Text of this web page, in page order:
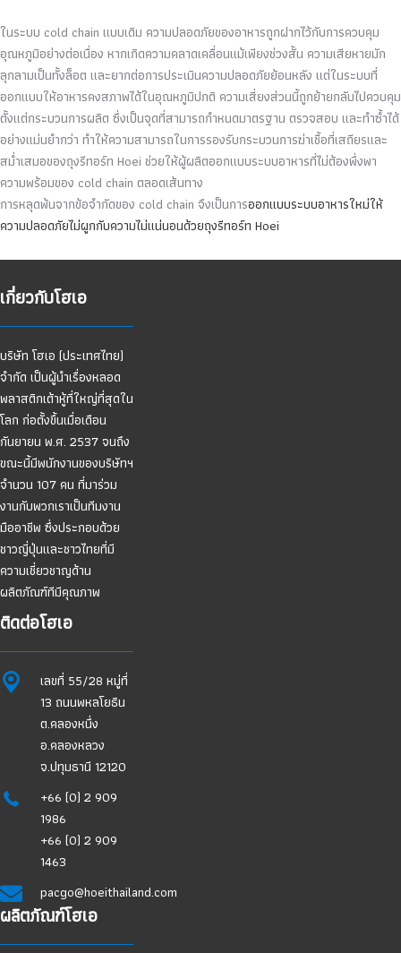
ในระบบ cold chain แบบเดิม ความปลอดภัยของอาหารถูกฝากไว้กับการควบคุม
อุณหภูมิอย่างต่อเนื่อง หากเกิดความคลาดเคลื่อนแม้เพียงช่วงสั้น ความเสียหายมัก
ลุกลามเป็นทั้งล็อต และยากต่อการประเมินความปลอดภัยย้อนหลัง แต่ในระบบที่
ออกแบบให้อาหารคงสภาพได้ในอุณหภูมิปกติ ความเสี่ยงส่วนนี้ถูกย้ายกลับไปควบคุม
ตั้งแต่กระบวนการผลิต ซึ่งเป็นจุดที่สามารถกำหนดมาตรฐาน ตรวจสอบ และทำซ้ำได้
อย่างแม่นยำกว่า ทำให้ความสามารถในการรองรับกระบวนการฆ่าเชื้อที่เสถียรและ
สม่ำเสมอของถุงรีทอร์ท Hoei ช่วยให้ผู้ผลิตออกแบบระบบอาหารที่ไม่ต้องพึ่งพา
ความพร้อมของ cold chain ตลอดเส้นทาง
การหลุดพ้นจากข้อจำกัดของ cold chain จึงเป็นการออกแบบระบบอาหารใหม่ให้
ความปลอดภัยไม่ผูกกับความไม่แน่นอนด้วยถุงรีทอร์ท Hoei
เกี่ยวกับโฮเอ
บริษัท โฮเอ (ประเทศไทย)
จำกัด เป็นผู้นำเรื่องหลอด
พลาสติกเต้าหู้ที่ใหญ่ที่สุดใน
โลก ก่อตั้งขึ้นเมื่อเดือน
กันยายน พ.ศ. 2537 จนถึง
ขณะนี้มีพนักงานของบริษัทฯ
จำนวน 107 คน ที่มาร่วม
งานกับพวกเราเป็นทีมงาน
มืออาชีพ ซึ่งประกอบด้วย
ชาวญี่ปุ่นและชาวไทยที่มี
ความเชี่ยวชาญด้าน
ผลิตภัณฑ์ทีมีคุณภาพ
ติดต่อโฮเอ
เลขที่ 55/28 หมู่ที่
13 ถนนพหลโยธิน
ต.คลองหนึ่ง
อ.คลองหลวง
จ.ปทุมธานี 12120
+66 (0) 2 909
1986
+66 (0) 2 909
1463
pacgo@hoeithailand.com
ผลิตภัณฑ์โฮเอ